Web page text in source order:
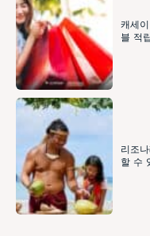
캐세
블 적
리조
할 수